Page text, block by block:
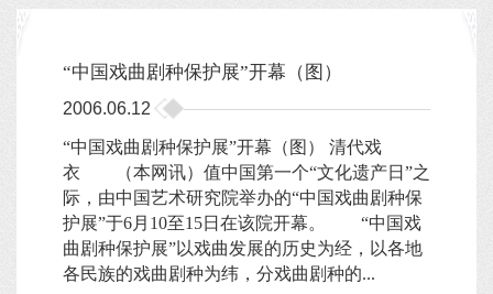
“中国戏曲剧种保护展”开幕（图）
2006.06.12
“中国戏曲剧种保护展”开幕（图） 清代戏
衣 （本网讯）值中国第一个“文化遗产日”之
际，由中国艺术研究院举办的“中国戏曲剧种保
护展”于6月10至15日在该院开幕。 “中国戏
曲剧种保护展”以戏曲发展的历史为经，以各地
各民族的戏曲剧种为纬，分戏曲剧种的...